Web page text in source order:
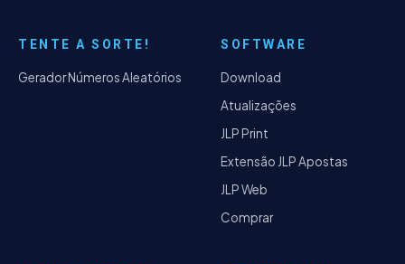
TENTE A SORTE!
Gerador Números Aleatórios
SOFTWARE
Download
Atualizações
JLP Print
Extensão JLP Apostas
JLP Web
Comprar